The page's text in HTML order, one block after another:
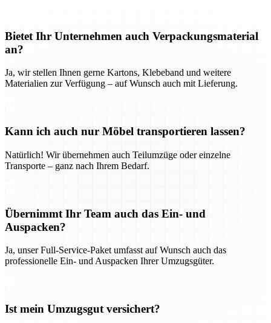
Bietet Ihr Unternehmen auch Verpackungsmaterial
an?
Ja, wir stellen Ihnen gerne Kartons, Klebeband und weitere
Materialien zur Verfügung – auf Wunsch auch mit Lieferung.
Kann ich auch nur Möbel transportieren lassen?
Natürlich! Wir übernehmen auch Teilumzüge oder einzelne
Transporte – ganz nach Ihrem Bedarf.
Übernimmt Ihr Team auch das Ein- und
Auspacken?
Ja, unser Full-Service-Paket umfasst auf Wunsch auch das
professionelle Ein- und Auspacken Ihrer Umzugsgüter.
Ist mein Umzugsgut versichert?